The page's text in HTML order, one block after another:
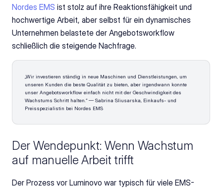
Nordes EMS ist stolz auf ihre Reaktionsfähigkeit und
hochwertige Arbeit, aber selbst für ein dynamisches
Unternehmen belastete der Angebotsworkflow
schließlich die steigende Nachfrage.
„Wir investieren ständig in neue Maschinen und Dienstleistungen, um
unseren Kunden die beste Qualität zu bieten, aber irgendwann konnte
unser Angebotsworkflow einfach nicht mit der Geschwindigkeit des
Wachstums Schritt halten.“ — Sabrina Sliusarska, Einkaufs- und
Preisspezialistin bei Nordes EMS
Der Wendepunkt: Wenn Wachstum
auf manuelle Arbeit trifft
Der Prozess vor Luminovo war typisch für viele EMS-